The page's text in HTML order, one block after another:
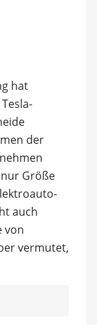
hat
der
Größe
auch
von
vermutet,